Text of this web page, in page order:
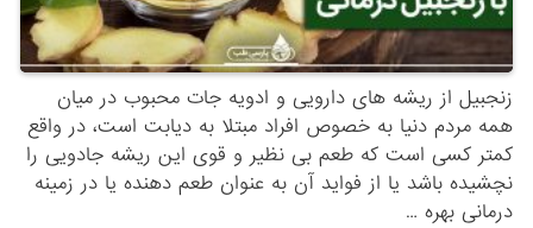
زنجبیل از ریشه های دارویی و ادویه جات محبوب در میان
همه مردم دنیا به خصوص افراد مبتلا به دیابت است، در واقع
کمتر کسی است که طعم بی نظیر و قوی این ریشه جادویی را
نچشیده باشد یا از فواید آن به عنوان طعم دهنده یا در زمینه
درمانی بهره …